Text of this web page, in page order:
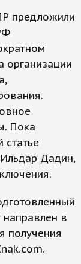
предложили
организации
Пока
Дадин,
в
получения